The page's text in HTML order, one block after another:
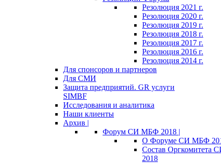
Резолюция 2021 г.
Резолюция 2020 г.
Резолюция 2019 г.
Резолюция 2018 г.
Резолюция 2017 г.
Резолюция 2016 г.
Резолюция 2014 г.
Для спонсоров и партнеров
Для СМИ
Защита предприятий. GR услуги
SIMBF
Исследования и аналитика
Наши клиенты
Архив |
Форум СИ МБФ 2018 |
О Форуме СИ МБФ
Состав Оргкомитета
2018